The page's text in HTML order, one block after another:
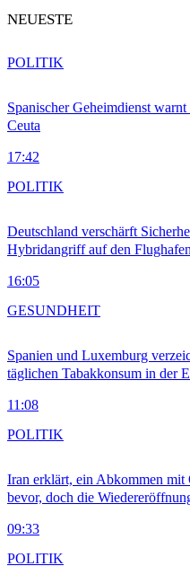
NEUESTE
Spanischer Geheimdienst
Ceuta
17:42
POLITIK
Deutschland verschärft
Hybridangriff auf den
16:05
POLITIK
Spanien und Luxemburg
täglichen Tabakkonsum in der
11:08
GESUNDHEIT
Iran erklärt, ein Abkommen mit
bevor, doch die
09:33
POLITIK
POLITIK